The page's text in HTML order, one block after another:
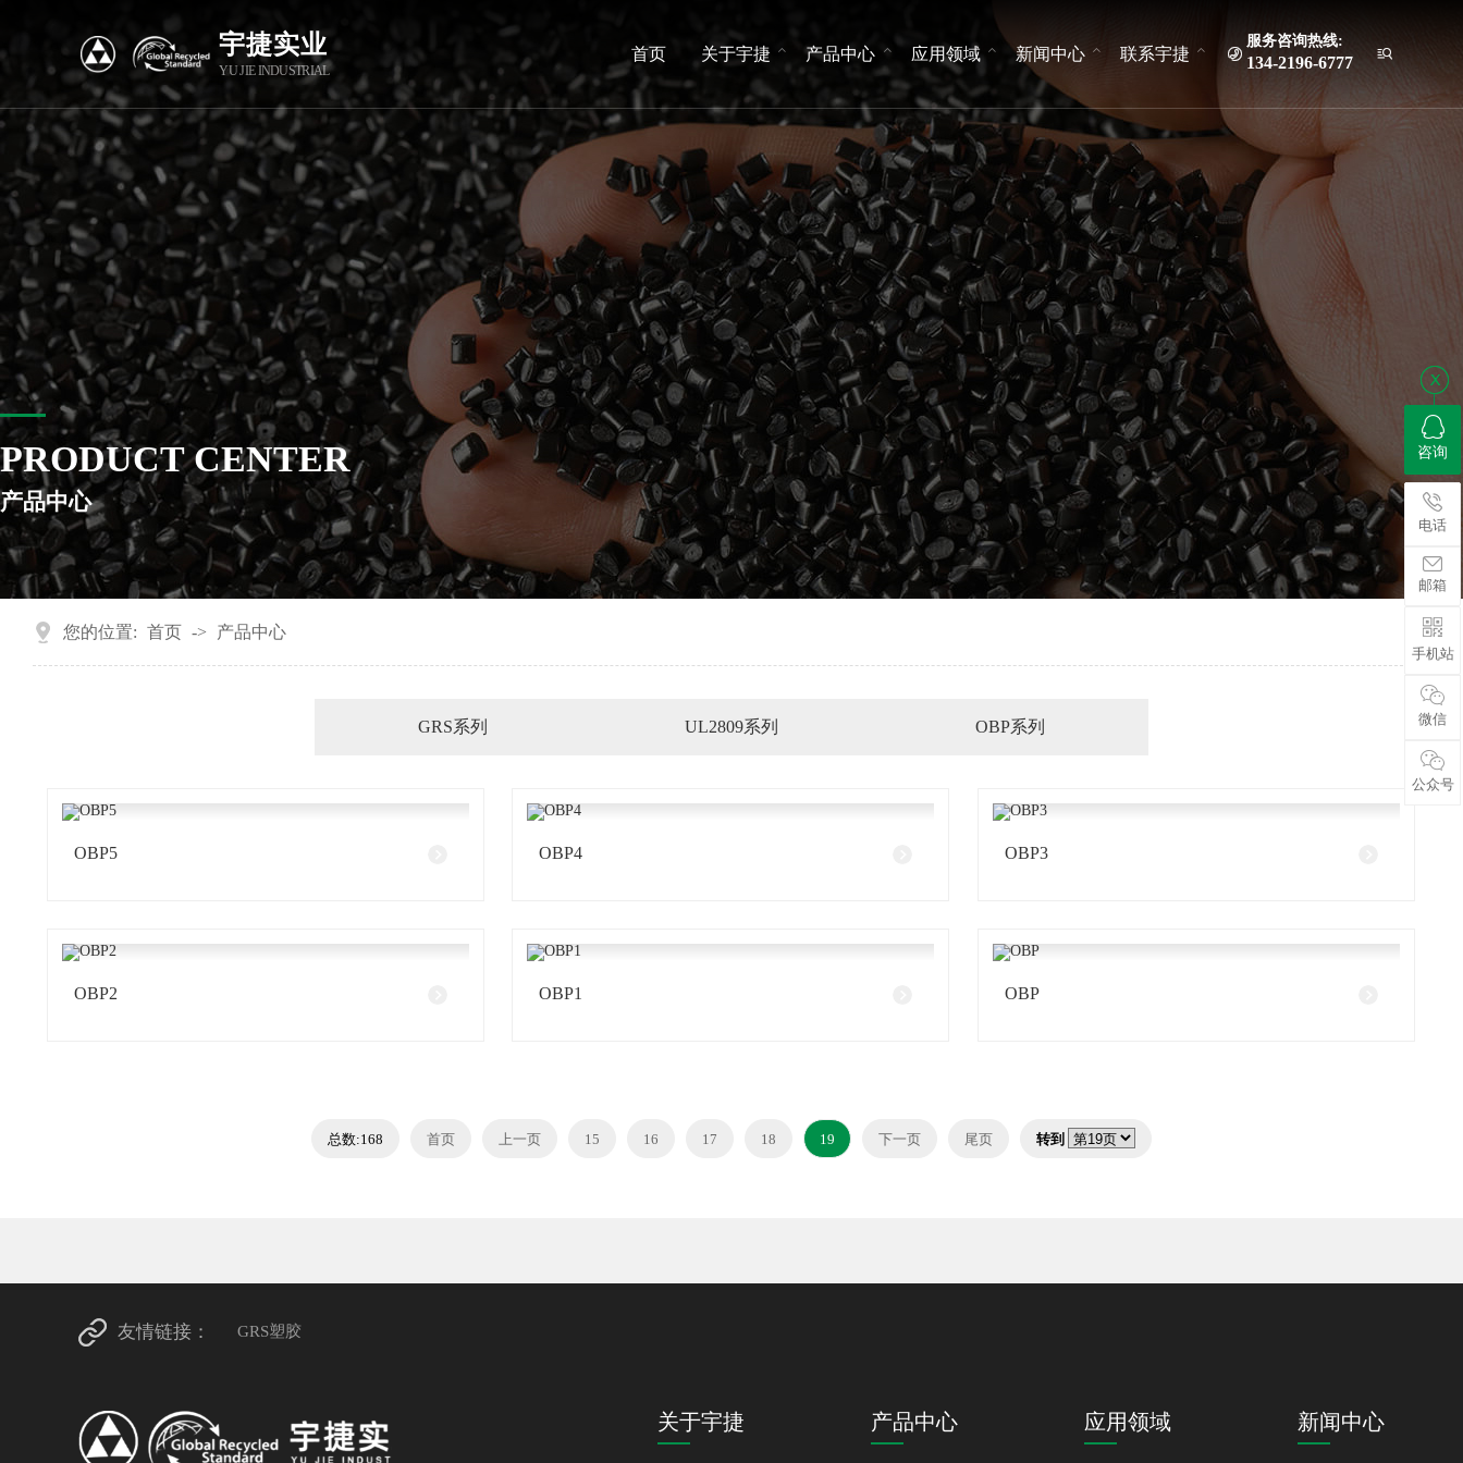
宇捷实业
YU JIE INDUSTRIAL
首页 关于宇捷 产品中心 应用领域 新闻中心 联系宇捷 
服务咨询热线:
134-2196-6777 
PRODUCT CENTER
产品中心
您的位置: 首页 -> 产品中心
GRS系列 UL2809系列 OBP系列
OBP5 OBP4 OBP3
OBP2 OBP1 OBP
总数:168 首页 上一页 15 16 17 18 19 下一页 尾页 转到
友情链接： GRS塑胶
关于宇捷 产品中心 应用领域 新闻中心
咨询
电话
邮箱
手机站
微信
公众号
咨询
电话
邮箱
手机站
微信
公众号